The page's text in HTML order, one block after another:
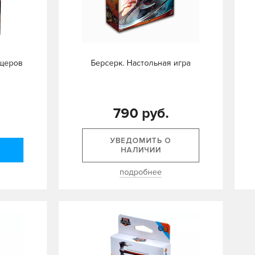
Берсерк. Настольная игра
790 руб.
УВЕДОМИТЬ О
НАЛИЧИИ
подробнее